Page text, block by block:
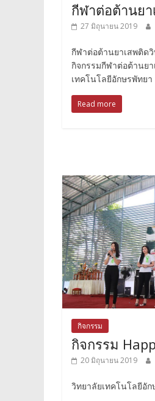
กีฬาต่อต้านย
27 มิถุนายน 2019
กีฬาต่อต้านยาเสพติด
กิจกรรมกีฬาต่อต้านย
เทคโนโลยีอักษรพัทยา
Read more
กิจกรรม
กิจกรรม
20 มิถุนายน 2019
วิทยาลัยเทคโนโลยีอั